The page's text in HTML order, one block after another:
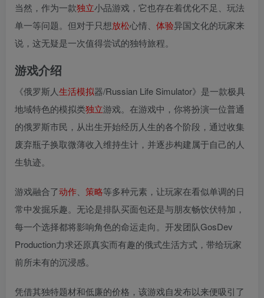
当然，作为一款独立小品游戏，它也存在着优化不足、玩法
单一等问题。但对于只想放松心情、 体验异国文化的玩家来
说，这无疑是一次值得尝试的独特旅程。
游戏介绍
《俄罗斯人生活模拟器/Russian Life Simulator》是一款极具
地域特色的模拟类独立游戏。在游戏中，你将扮演一位普通
的俄罗斯市民，从出生开始经历人生的各个阶段，通过收集
废弃瓶子换取微薄收入维持生计，并逐步构建属于自己的人
生轨迹。
游戏融合了动作 策略等多种元素，让玩家在看似单调的日
常中发掘乐趣。无论是排队买面包还是与朋友畅饮伏特加，
每一个选择都将影响角色的命运走向。开发团队GosDev
Production力求还原真实而有趣的俄式生活方式，带给玩家
前所未有的沉浸感。
凭借其独特题材和低廉的价格，该游戏自发布以来便吸引了